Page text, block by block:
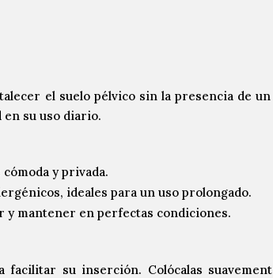
el suelo pélvico sin la presencia de
en su uso diario.
y privada.
ideales para un uso prolongado.
y mantener en perfectas condiciones.
su inserción. Colócalas